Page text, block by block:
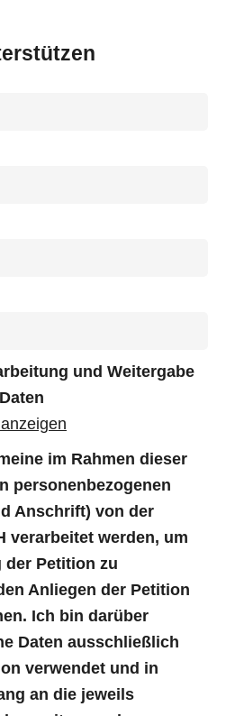
und Weitergabe
im Rahmen dieser
personenbezogenen
Anschrift) von der
verarbeitet werden, um
der Petition zu
Anliegen der Petition
Ich bin darüber
Daten ausschließlich
verwendet und in
an die jeweils